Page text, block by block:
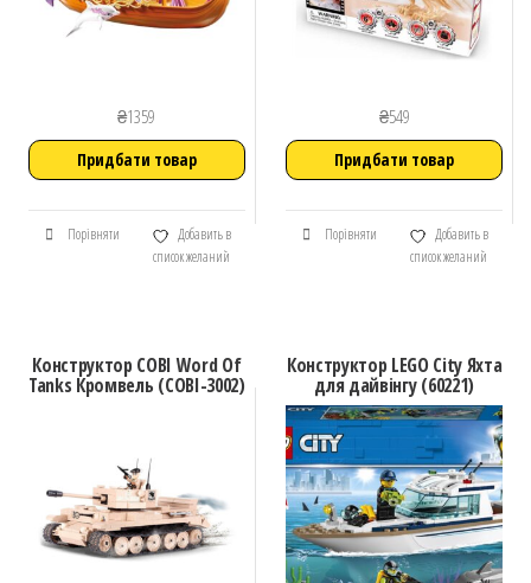
₴1359
Придбати товар
Порівняти
Добавить в
список желаний
₴549
Придбати товар
Порівняти
Добавить в
список желаний
Конструктор COBI Word Of
Tanks Кромвель (COBI-3002)
Конструктор LEGO City Яхта
для дайвінгу (60221)